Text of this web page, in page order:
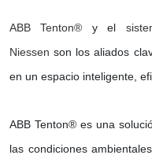
ABB Tenton® y el
Niessen son los aliados
en un espacio inteligente,
ABB Tenton® es una
las condiciones